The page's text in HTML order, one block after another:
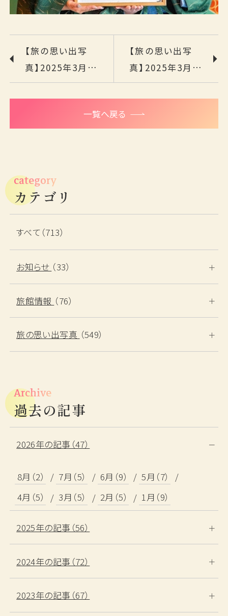
【旅の思い出写
真】2025年3月
17日（月）～
2025年3月22日
【旅の思い出写
真】2025年3月3
日（月）～2025年
3月9日（日）泊
一覧へ戻る
category
カテゴリ
すべて（713）
お知らせ （33）
旅館情報 （76）
旅の思い出写真 （549）
Archive
過去の記事
2026年の記事（47）
8月（2） 7月（5） 6月（9）
5月（7）
4月（5）
3月（5） 2月（5） 1月（9）
2025年の記事（56）
2024年の記事（72）
2023年の記事（67）